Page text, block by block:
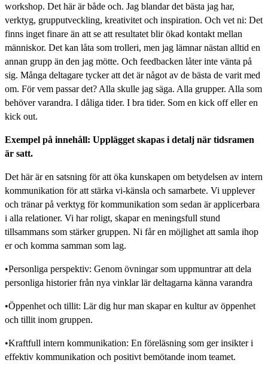
workshop. Det här är både och. Jag blandar det bästa jag har,
verktyg, grupputveckling, kreativitet och inspiration. Och vet ni: Det
finns inget finare än att se att resultatet blir ökad kontakt mellan
människor. Det kan låta som trolleri, men jag lämnar nästan alltid en
annan grupp än den jag mötte. Och feedbacken låter inte vänta på
sig. Många deltagare tycker att det är något av de bästa de varit med
om. För vem passar det? Alla skulle jag säga. Alla grupper. Alla som
behöver varandra. I dåliga tider. I bra tider. Som en kick off eller en
kick out.
Exempel på innehåll: Upplägget skapas i detalj när tidsramen
är satt.
Det här är en satsning för att öka kunskapen om betydelsen av intern
kommunikation för att stärka vi-känsla och samarbete. Vi upplever
och tränar på verktyg för kommunikation som sedan är applicerbara
i alla relationer. Vi har roligt, skapar en meningsfull stund
tillsammans som stärker gruppen. Ni får en möjlighet att samla ihop
er och komma samman som lag.
•Personliga perspektiv: Genom övningar som uppmuntrar att dela
personliga historier från nya vinklar lär deltagarna känna varandra
•Öppenhet och tillit: Lär dig hur man skapar en kultur av öppenhet
och tillit inom gruppen.
•Kraftfull intern kommunikation: En föreläsning som ger insikter i
effektiv kommunikation och positivt bemötande inom teamet.